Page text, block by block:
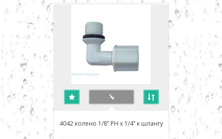
4042 колено 1/8” РН x 1/4” к шлангу